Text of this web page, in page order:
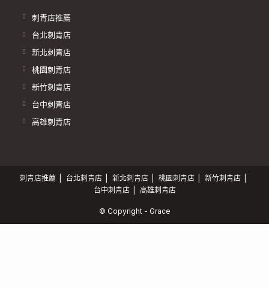
刺青店推薦
台北刺青店
新北刺青店
桃園刺青店
新竹刺青店
台中刺青店
高雄刺青店
刺青店推薦 台北刺青店 新北刺青店 桃園刺青店
新竹刺青店
台中刺青店
高雄刺青店
© Copyright - Grace